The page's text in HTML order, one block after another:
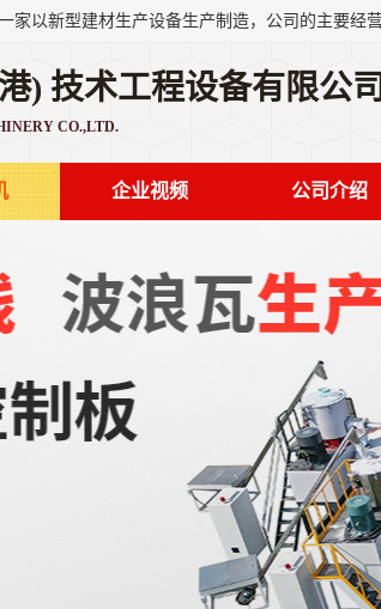
) 技术工程设备有限公司
CO.,LTD.
企业视频 公司介绍